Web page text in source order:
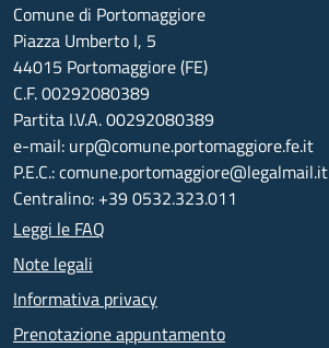
Comune di Portomaggiore
Piazza Umberto I, 5
44015 Portomaggiore (FE)
C.F. 00292080389
Partita I.V.A. 00292080389
e-mail: urp@comune.portomaggiore.fe.it
P.E.C.: comune.portomaggiore@legalmail.it
Centralino: +39 0532.323.011
Leggi le FAQ
Note legali
Informativa privacy
Prenotazione appuntamento